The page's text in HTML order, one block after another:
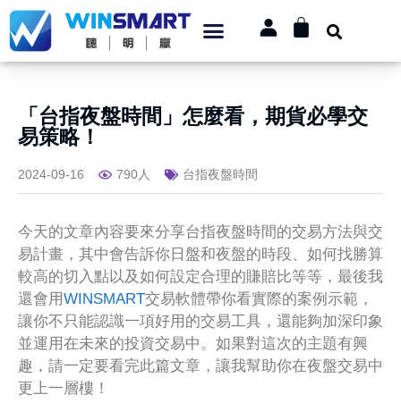
「台指夜盤時間」怎麼看，期貨必學交
易策略！
2024-09-16 790人 台指夜盤時間
今天的文章內容要來分享台指夜盤時間的交易方法與交
易計畫，其中會告訴你日盤和夜盤的時段、如何找勝算
較高的切入點以及如何設定合理的賺賠比等等，最後我
還會用WINSMART交易軟體帶你看實際的案例示範，
讓你不只能認識一項好用的交易工具，還能夠加深印象
並運用在未來的投資交易中。如果對這次的主題有興
趣，請一定要看完此篇文章，讓我幫助你在夜盤交易中
更上一層樓！